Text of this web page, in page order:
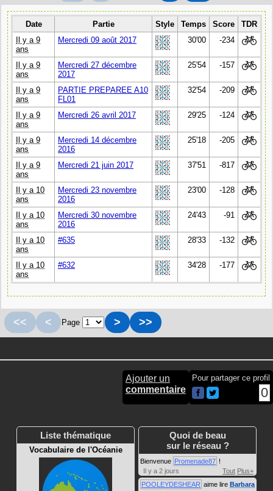
Date Partie Style Temps Score
TDR
Il y a 9
ans
Mercredi 09 août 2017 30'00 -234
Il y a 9
ans
Mercredi 27 décembre
2017
25'54 -157
Il y a 9
ans
PARTIE PREPAREE A10
FL01
32'54 -209
Il y a 9
ans
Mercredi 26 avril 2017 29'25 -124
Il y a 9
ans
Mercredi 14 décembre
2016
25'18 -205
Il y a 9
ans
Mercredi 21 juin 2017 37'51 -817
Il y a 10
ans
Mercredi 23 novembre
2016
23'00 -128
Il y a 10
ans
Mercredi 30 novembre
2016
24'43 -91
Il y a 10
ans
#635 28'33 -132
Il y a 10
ans
#632 34'28 -177
<< < Page > >>
Ajouter un
commentaire
Pour partager ce profil
0
Liste thématique
Vocabulaire de l'Océanie
Quoi de beau
sur le réseau ?
Bienvenue Promenade87 !
Il y a 2 jours
Tout Plus+
POOLEYDESHEAR aime lire Barbara